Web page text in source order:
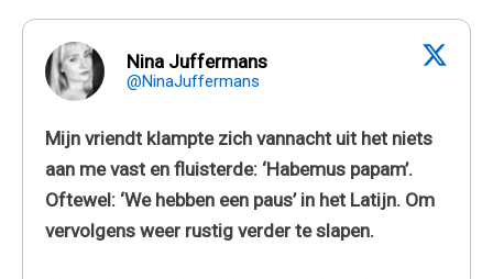
Nina Juffermans
@NinaJuffermans
Mijn vriendt klampte zich vannacht uit het niets
aan me vast en fluisterde: ‘Habemus papam’.
Oftewel: ‘We hebben een paus’ in het Latijn. Om
vervolgens weer rustig verder te slapen.